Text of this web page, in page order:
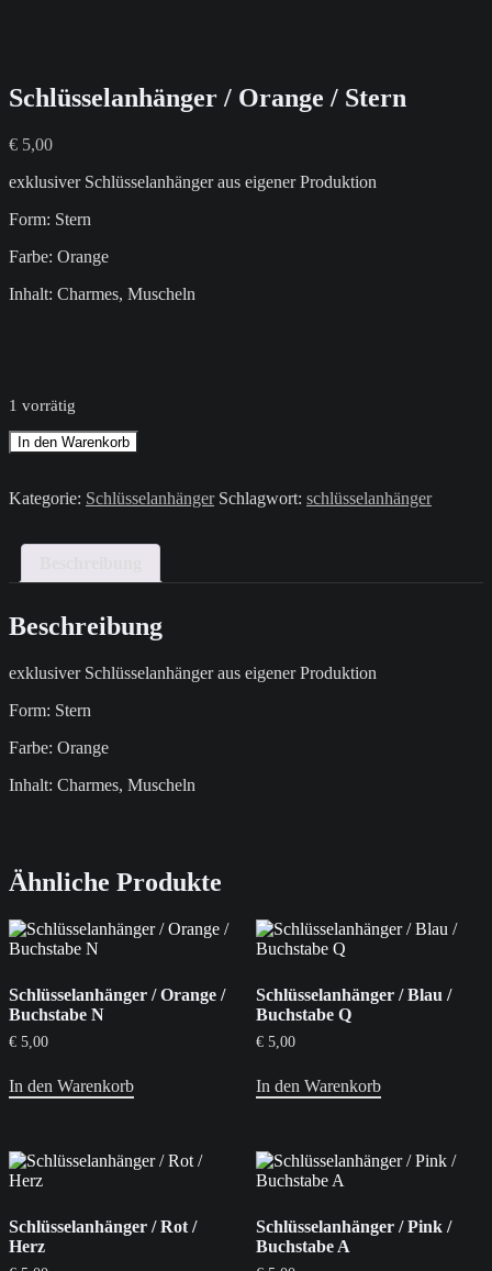
Schlüsselanhänger / Orange / Stern
€ 5,00
exklusiver Schlüsselanhänger aus eigener Produktion
Form: Stern
Farbe: Orange
Inhalt: Charmes, Muscheln
1 vorrätig
Schlüsselanhänger
/
/
In den Warenkorb
Kategorie: Schlüsselanhänger Schlagwort: schlüsselanhänger
Beschreibung
exklusiver Schlüsselanhänger aus eigener Produktion
Form: Stern
Farbe: Orange
Inhalt: Charmes, Muscheln
Ähnliche Produkte
Schlüsselanhänger / Orange /
Buchstabe N
€ 5,00
In den Warenkorb
Schlüsselanhänger / Blau /
Buchstabe Q
€5,00
In den Warenkorb
Schlüsselanhänger / Rot /
Herz
Schlüsselanhänger / Pink /
Buchstabe A